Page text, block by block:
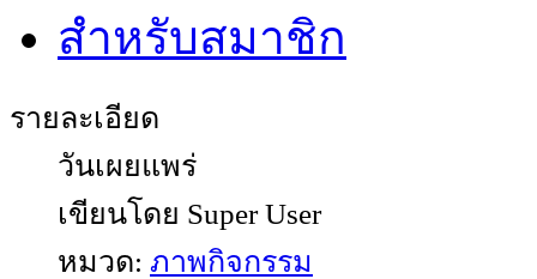
สำหรับสมาชิก
รายละเอียด
วันเผยแพร่
เขียนโดย Super User
หมวด: ภาพกิจกรรม